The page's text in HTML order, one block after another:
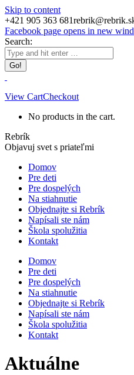
Skip to content
+421 905 363 681
Facebook page opens in new
Search:
View CartCheckout
No products in the cart.
Rebrík
Objavuj svet s priateľmi
Domov
Pre deti
Pre dospelých
Na stiahnutie
Objednajte si Rebrík
Napísali ste nám
Škola spolužitia
Kontakt
Domov
Pre deti
Pre dospelých
Na stiahnutie
Objednajte si Rebrík
Napísali ste nám
Škola spolužitia
Kontakt
Aktuálne